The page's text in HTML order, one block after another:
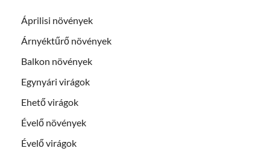
Áprilisi növények
Árnyéktűrő növények
Balkon növények
Egynyári virágok
Ehető virágok
Évelő növények
Évelő virágok